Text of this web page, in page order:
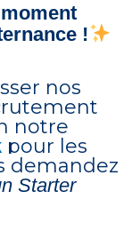
!
nos
notre
pour les
demandez
Starter